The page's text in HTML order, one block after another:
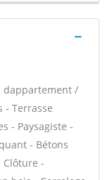
/
- Terrasse
- Paysagiste -
- Bétons
-